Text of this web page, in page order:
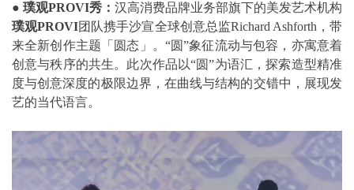
● 璞观PROVI秀： 汉高消费品牌业务部旗下的美发艺术机构
璞观PROVI团队携手沙宣全球创意总监Richard Ashforth，带
来全新创作主题「圆态」。“圆”象征流动与包容，亦寓意着
创意与秩序的共生。此次作品以“圆”为语汇，探索造型精准
度与创意深度的极限边界，在曲线与结构的交错中，展现发
艺的当代语言。